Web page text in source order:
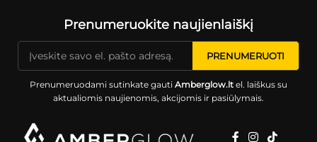
Prenumeruokite naujienlaiškį
Prenumeruodami sutinkate gauti Amberglow.ltel. laiškus su
aktualiomis naujienomis, akcijomis ir pasiūlymais.